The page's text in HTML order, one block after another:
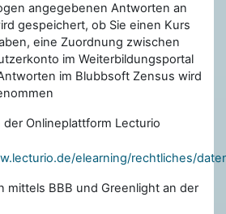
angegebenen Antworten an
gespeichert, ob Sie einen Kurs
eine Zuordnung zwischen
im Weiterbildungsportal
im Blubbsoft Zensus wird
der Onlineplattform Lecturio
elearning/rechtliches/
mittels BBB und Greenlight an der